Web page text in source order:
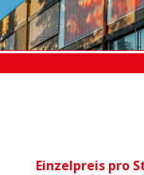
Einzelpreis pro